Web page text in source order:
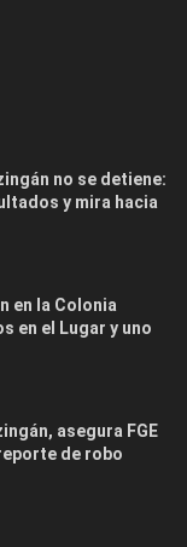
no se detiene:
y mira hacia
en la Colonia
en el Lugar y uno
asegura FGE
de robo